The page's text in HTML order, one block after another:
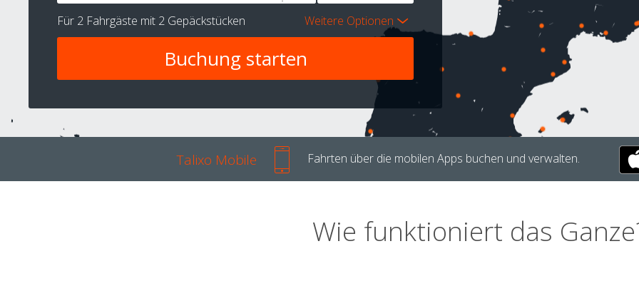
Für 2 Fahrgäste mit 2 Gepäckstücken Weitere Optionen
Talixo Mobile Fahrten über die mobilen Apps buchen und verwalten.
Wie funktioniert das